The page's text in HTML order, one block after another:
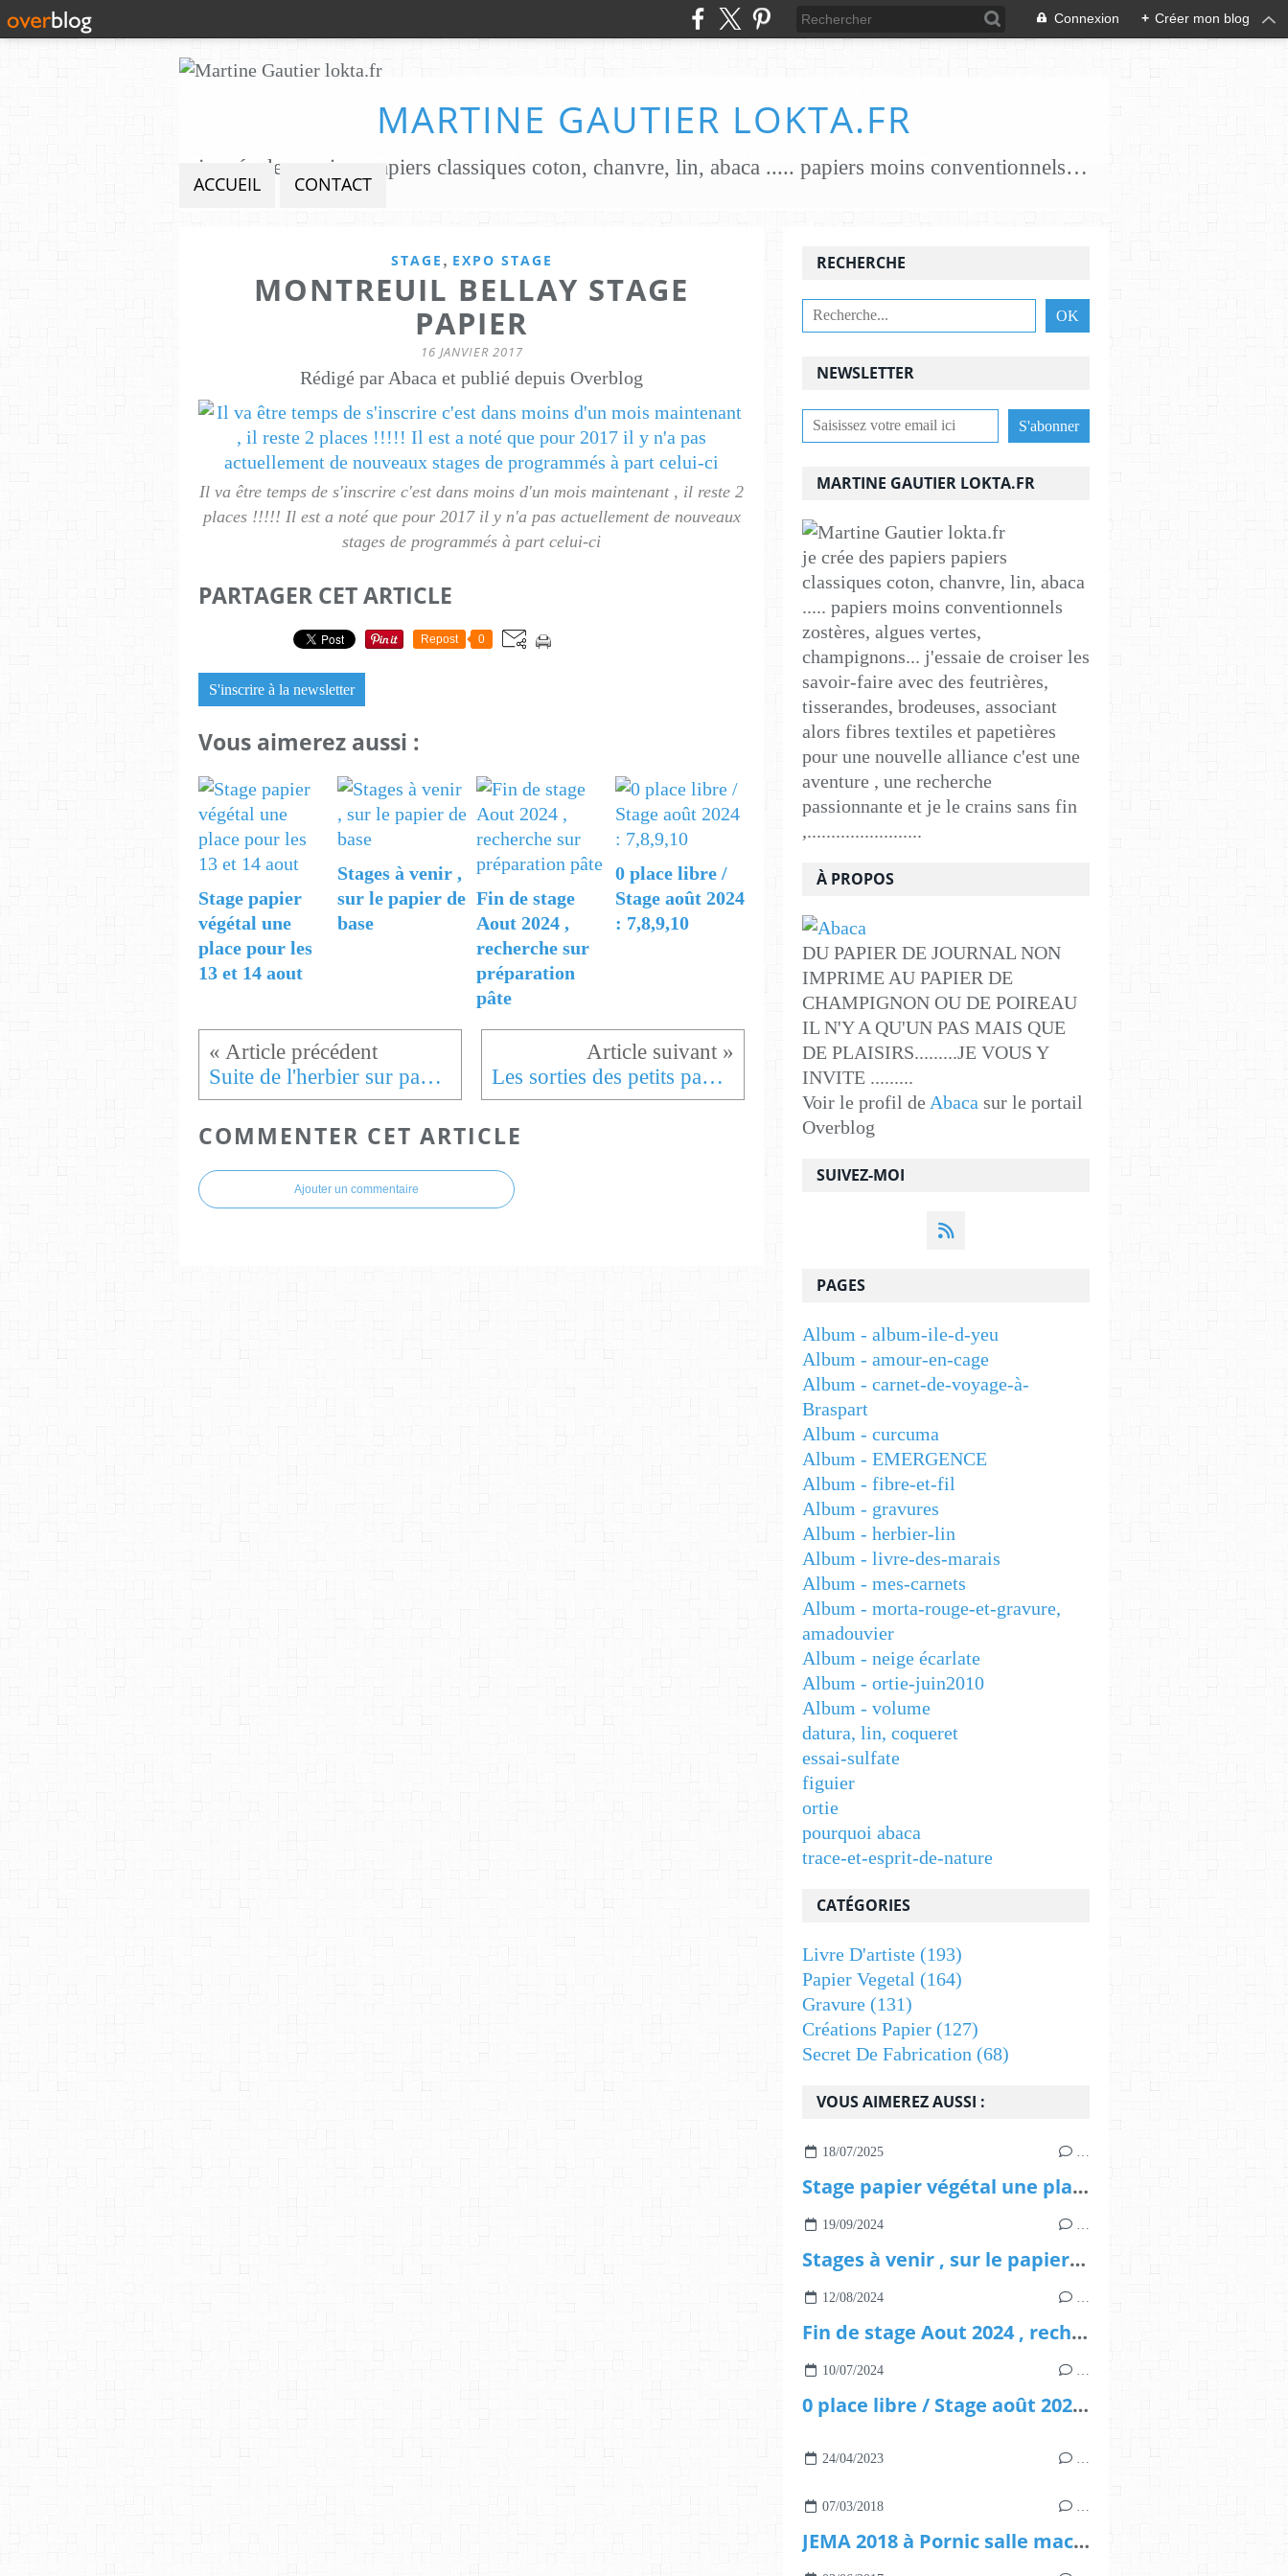
Connexion + Créer mon blog
MARTINE GAUTIER LOKTA.FR
je crée des papiers papiers classiques coton, chanvre, lin, abaca ..... papiers moins conventionnels zostères, algues vertes, champignons... j'essaie de croiser les savoir-faire avec des feutrières, tisserandes, brodeuses, associant alors fibres textiles et papetières pour une nouvelle alliance c'est une aventure , une recherche passionnante et je le crains sans fin ,........................
ACCUEIL CONTACT
STAGE , EXPO STAGE
MONTREUIL BELLAY STAGE
PAPIER
16 JANVIER 2017
Rédigé par Abaca et publié depuis Overblog
Il va être temps de s'inscrire c'est dans moins d'un mois maintenant , il reste 2
places !!!!! Il est a noté que pour 2017 il y n'a pas actuellement de nouveaux
stages de programmés à part celui-ci
PARTAGER CET ARTICLE
Repost 0
S'inscrire à la newsletter
Vous aimerez aussi :
Stage papier
végétal une
place pour les
13 et 14 aout
Stages à venir ,
sur le papier de
base
Fin de stage
Aout 2024 ,
recherche sur
préparation
pâte
0 place libre /
Stage août 2024
: 7,8,9,10
Suite de l'herbier sur papier japon cette fois Les sorties des petits papiers 2017
COMMENTER CET ARTICLE
Ajouter un commentaire
NEWSLETTER
SUIVEZ-MOI
RECHERCHE
MARTINE GAUTIER LOKTA.FR
je crée des papiers papiers
classiques coton, chanvre, lin, abaca
..... papiers moins conventionnels
zostères, algues vertes,
champignons... j'essaie de croiser les
savoir-faire avec des feutrières,
tisserandes, brodeuses, associant
alors fibres textiles et papetières
pour une nouvelle alliance c'est une
aventure , une recherche
passionnante et je le crains sans fin
,........................
À PROPOS
DU PAPIER DE JOURNAL NON
IMPRIME AU PAPIER DE
CHAMPIGNON OU DE POIREAU
IL N'Y A QU'UN PAS MAIS QUE
DE PLAISIRS.........JE VOUS Y
INVITE .........
Voir le profil de Abaca sur le portail
Overblog
VOUS AIMEREZ AUSSI :
18/07/2025 …
Stage papier végétal une place pour les 13 et 14 aout
19/09/2024 …
Stages à venir , sur le papier de base
12/08/2024 …
Fin de stage Aout 2024 , recherche sur préparation pâte
10/07/2024 …
0 place libre / Stage août 2024 : 7,8,9,10
24/04/2023 …
07/03/2018 …
JEMA 2018 à Pornic salle macé organisé par Bozart 6,7,8 avril 2018
PAGES
Album - album-ile-d-yeu
Album - amour-en-cage
Album - carnet-de-voyage-à-
Braspart
Album - curcuma
Album - EMERGENCE
Album - fibre-et-fil
Album - gravures
Album - herbier-lin
Album - livre-des-marais
Album - mes-carnets
Album - morta-rouge-et-gravure,
amadouvier
Album - neige écarlate
Album - ortie-juin2010
Album - volume
datura, lin, coqueret
essai-sulfate
figuier
ortie
pourquoi abaca
trace-et-esprit-de-nature
CATÉGORIES
Livre D'artiste (193)
Papier Vegetal (164)
Gravure (131)
Créations Papier (127)
Secret De Fabrication (68)